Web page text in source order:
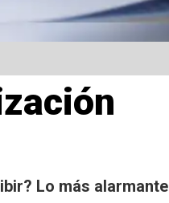
? Lo más alarmante